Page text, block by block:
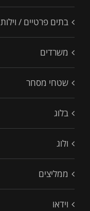
בתים פרטיים / וילות
משרדים
שטחי מסחר
בלוג
ולוג
ממליצים
וידאו